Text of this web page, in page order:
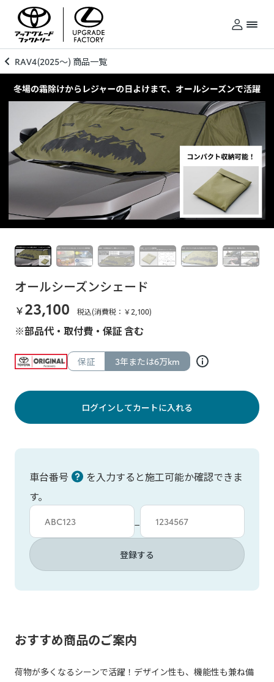
RAV4(2025～) 商品一覧
オールシーズンシェード
￥23,100 税込(消費税：￥2,100)
※部品代・取付費・保証 含む
保証 3年または6万km
ログインしてカートに入れる
車台番号
を入力すると施工可能か確認できま
す。
車台カタシキ入力
−
車台番号入力
登録する
おすすめ商品のご案内
荷物が多くなるシーンで活躍！デザイン性も、機能性も兼ね備